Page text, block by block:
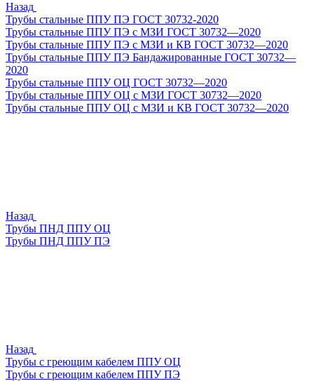
Назад
Трубы стальные ППУ ПЭ ГОСТ 30732-2020
Трубы стальные ППУ ПЭ с МЗИ ГОСТ 30732—2020
Трубы стальные ППУ ПЭ с МЗИ и КВ ГОСТ 30732—2020
Трубы стальные ППУ ПЭ Бандажированные ГОСТ 30732—
2020
Трубы стальные ППУ ОЦ ГОСТ 30732—2020
Трубы стальные ППУ ОЦ с МЗИ ГОСТ 30732—2020
Трубы стальные ППУ ОЦ с МЗИ и КВ ГОСТ 30732—2020
Назад
Трубы ПНД ППУ ОЦ
Трубы ПНД ППУ ПЭ
Назад
Трубы с греющим кабелем ППУ ОЦ
Трубы с греющим кабелем ППУ ПЭ